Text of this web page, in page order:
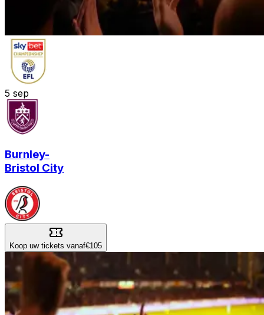
5 sep
Burnley-
Bristol City
Koop uw tickets vanaf€105